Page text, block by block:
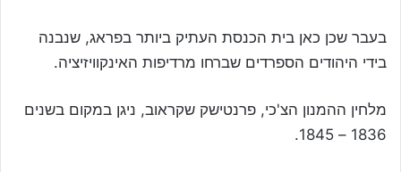
בעבר שכן כאן בית הכנסת העתיק ביותר בפראג, שנבנה
בידי היהודים הספרדים שברחו מרדיפות האינקוויזיציה.
מלחין ההמנון הצ'כי, פרנטישק שקראוב, ניגן במקום בשנים
1836 – 1845.